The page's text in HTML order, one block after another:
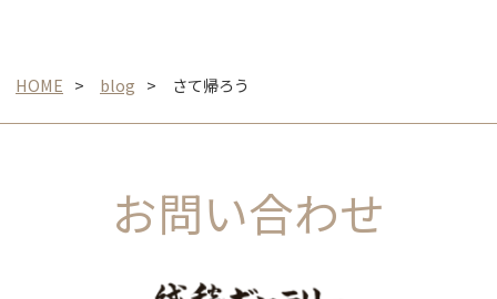
HOME blog さて帰ろう
お問い合わせ